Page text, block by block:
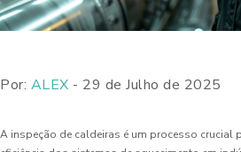
Por: ALEX - 29 de Julho de 2025
A inspeção de caldeiras é um processo crucial